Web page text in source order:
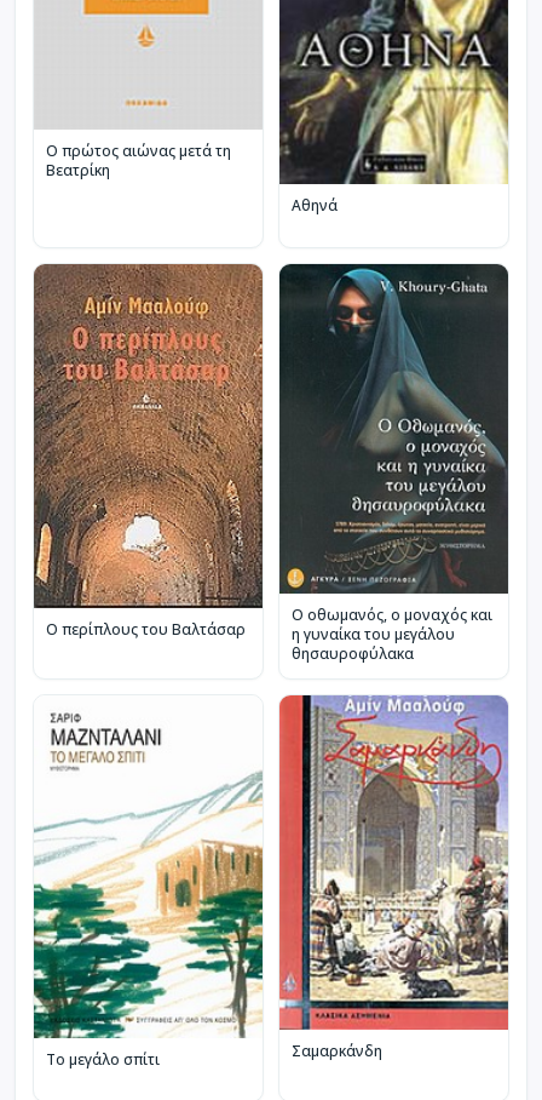
Ο πρώτος αιώνας μετά τη
Βεατρίκη
Αθηνά
Ο περίπλους του Βαλτάσαρ
Ο οθωμανός, ο μοναχός και
η γυναίκα του μεγάλου
θησαυροφύλακα
Το μεγάλο σπίτι Σαμαρκάνδη